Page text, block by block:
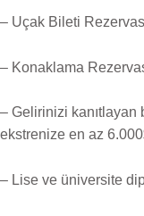
– Uçak Bileti
– Konaklama
– Gelirinizi kanıtlayan
ekstrenize en az
– Lise ve üniversite